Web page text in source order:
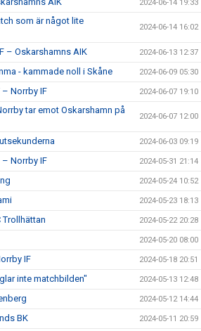
2024-06-14 19:33
som är något lite
2024-06-14 16:02
– Oskarshamns AIK 2024-06-13 12:37
- kammade noll i Skåne 2024-06-09 05:30
Norrby IF 2024-06-07 19:10
tar emot Oskarshamn på
2024-06-07 12:00
2024-06-03 09:19
Norrby IF 2024-05-31 21:14
2024-05-24 10:52
2024-05-23 18:13
Trollhättan 2024-05-22 20:28
2024-05-20 08:00
IF 2024-05-18 20:51
inte matchbilden" 2024-05-13 12:48
2024-05-12 14:44
BK 2024-05-11 20:59